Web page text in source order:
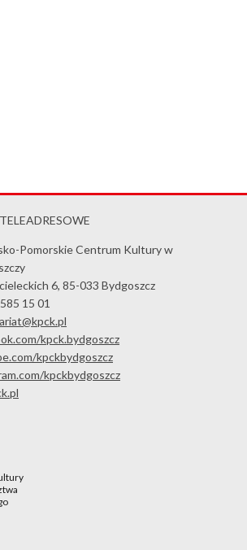
Pomorskie Centrum Kultury w
6, 85-033 Bydgoszcz
15 01
kpck.bydgoszcz
kpckbydgoszcz
kpckbydgoszcz